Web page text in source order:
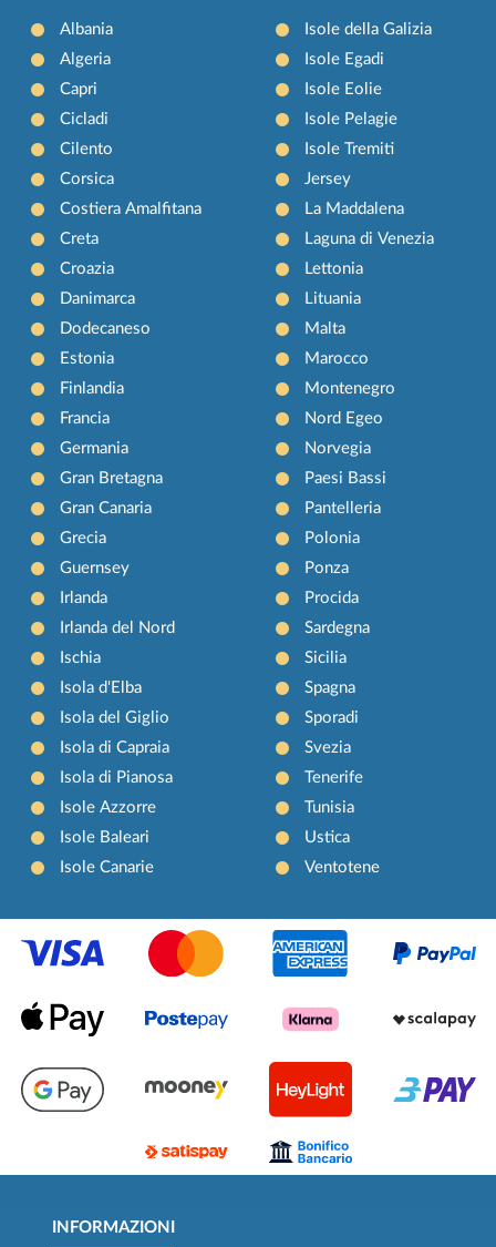
Albania
Algeria
Capri
Cicladi
Cilento
Corsica
Costiera Amalfitana
Creta
Croazia
Danimarca
Dodecaneso
Estonia
Finlandia
Francia
Germania
Gran Bretagna
Gran Canaria
Grecia
Guernsey
Irlanda
Irlanda del Nord
Ischia
Isola d'Elba
Isola del Giglio
Isola di Capraia
Isola di Pianosa
Isole Azzorre
Isole Baleari
Isole Canarie
Isole della Galizia
Isole Egadi
Isole Eolie
Isole Pelagie
Isole Tremiti
Jersey
La Maddalena
Laguna di Venezia
Lettonia
Lituania
Malta
Marocco
Montenegro
Nord Egeo
Norvegia
Paesi Bassi
Pantelleria
Polonia
Ponza
Procida
Sardegna
Sicilia
Spagna
Sporadi
Svezia
Tenerife
Tunisia
Ustica
Ventotene
INFORMAZIONI